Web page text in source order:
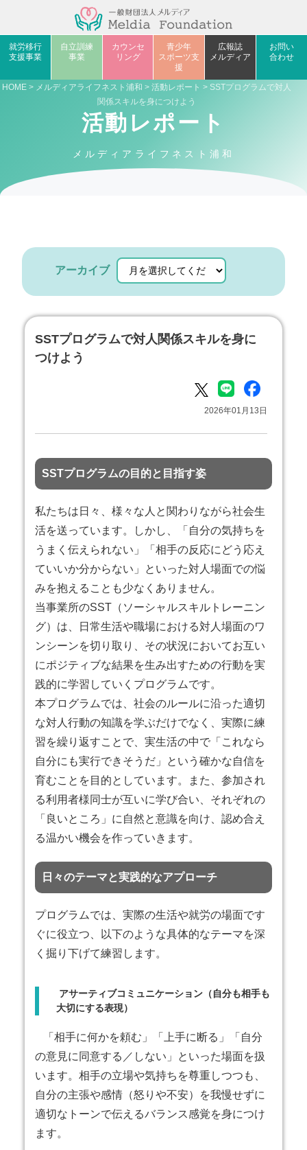
就労移行
支援事業
自立訓練
事業
カウンセ
リング
青少年
スポーツ支
援
広報誌
メルディア
お問い
合わせ
HOME > メルディアライフネスト浦和 > 活動レポート > SSTプログラムで対人
関係スキルを身につけよう
活動レポート
メルディアライフネスト浦和
アーカイブ
SSTプログラムで対人関係スキルを身に
つけよう
2026年01月13日
SSTプログラムの目的と目指す姿
私たちは日々、様々な人と関わりながら社会生
活を送っています。しかし、「自分の気持ちを
うまく伝えられない」「相手の反応にどう応え
ていいか分からない」といった対人場面での悩
みを抱えることも少なくありません。
当事業所のSST（ソーシャルスキルトレーニン
グ）は、日常生活や職場における対人場面のワ
ンシーンを切り取り、その状況においてお互い
にポジティブな結果を生み出すための行動を実
践的に学習していくプログラムです。
本プログラムでは、社会のルールに沿った適切
な対人行動の知識を学ぶだけでなく、実際に練
習を繰り返すことで、実生活の中で「これなら
自分にも実行できそうだ」という確かな自信を
育むことを目的としています。また、参加され
る利用者様同士が互いに学び合い、それぞれの
「良いところ」に自然と意識を向け、認め合え
る温かい機会を作っていきます。
日々のテーマと実践的なアプローチ
プログラムでは、実際の生活や就労の場面です
ぐに役立つ、以下のような具体的なテーマを深
く掘り下げて練習します。
アサーティブコミュニケーション（自分も相手も
大切にする表現）
「相手に何かを頼む」「上手に断る」「自分
の意見に同意する／しない」といった場面を扱
います。相手の立場や気持ちを尊重しつつも、
自分の主張や感情（怒りや不安）を我慢せずに
適切なトーンで伝えるバランス感覚を身につけ
ます。